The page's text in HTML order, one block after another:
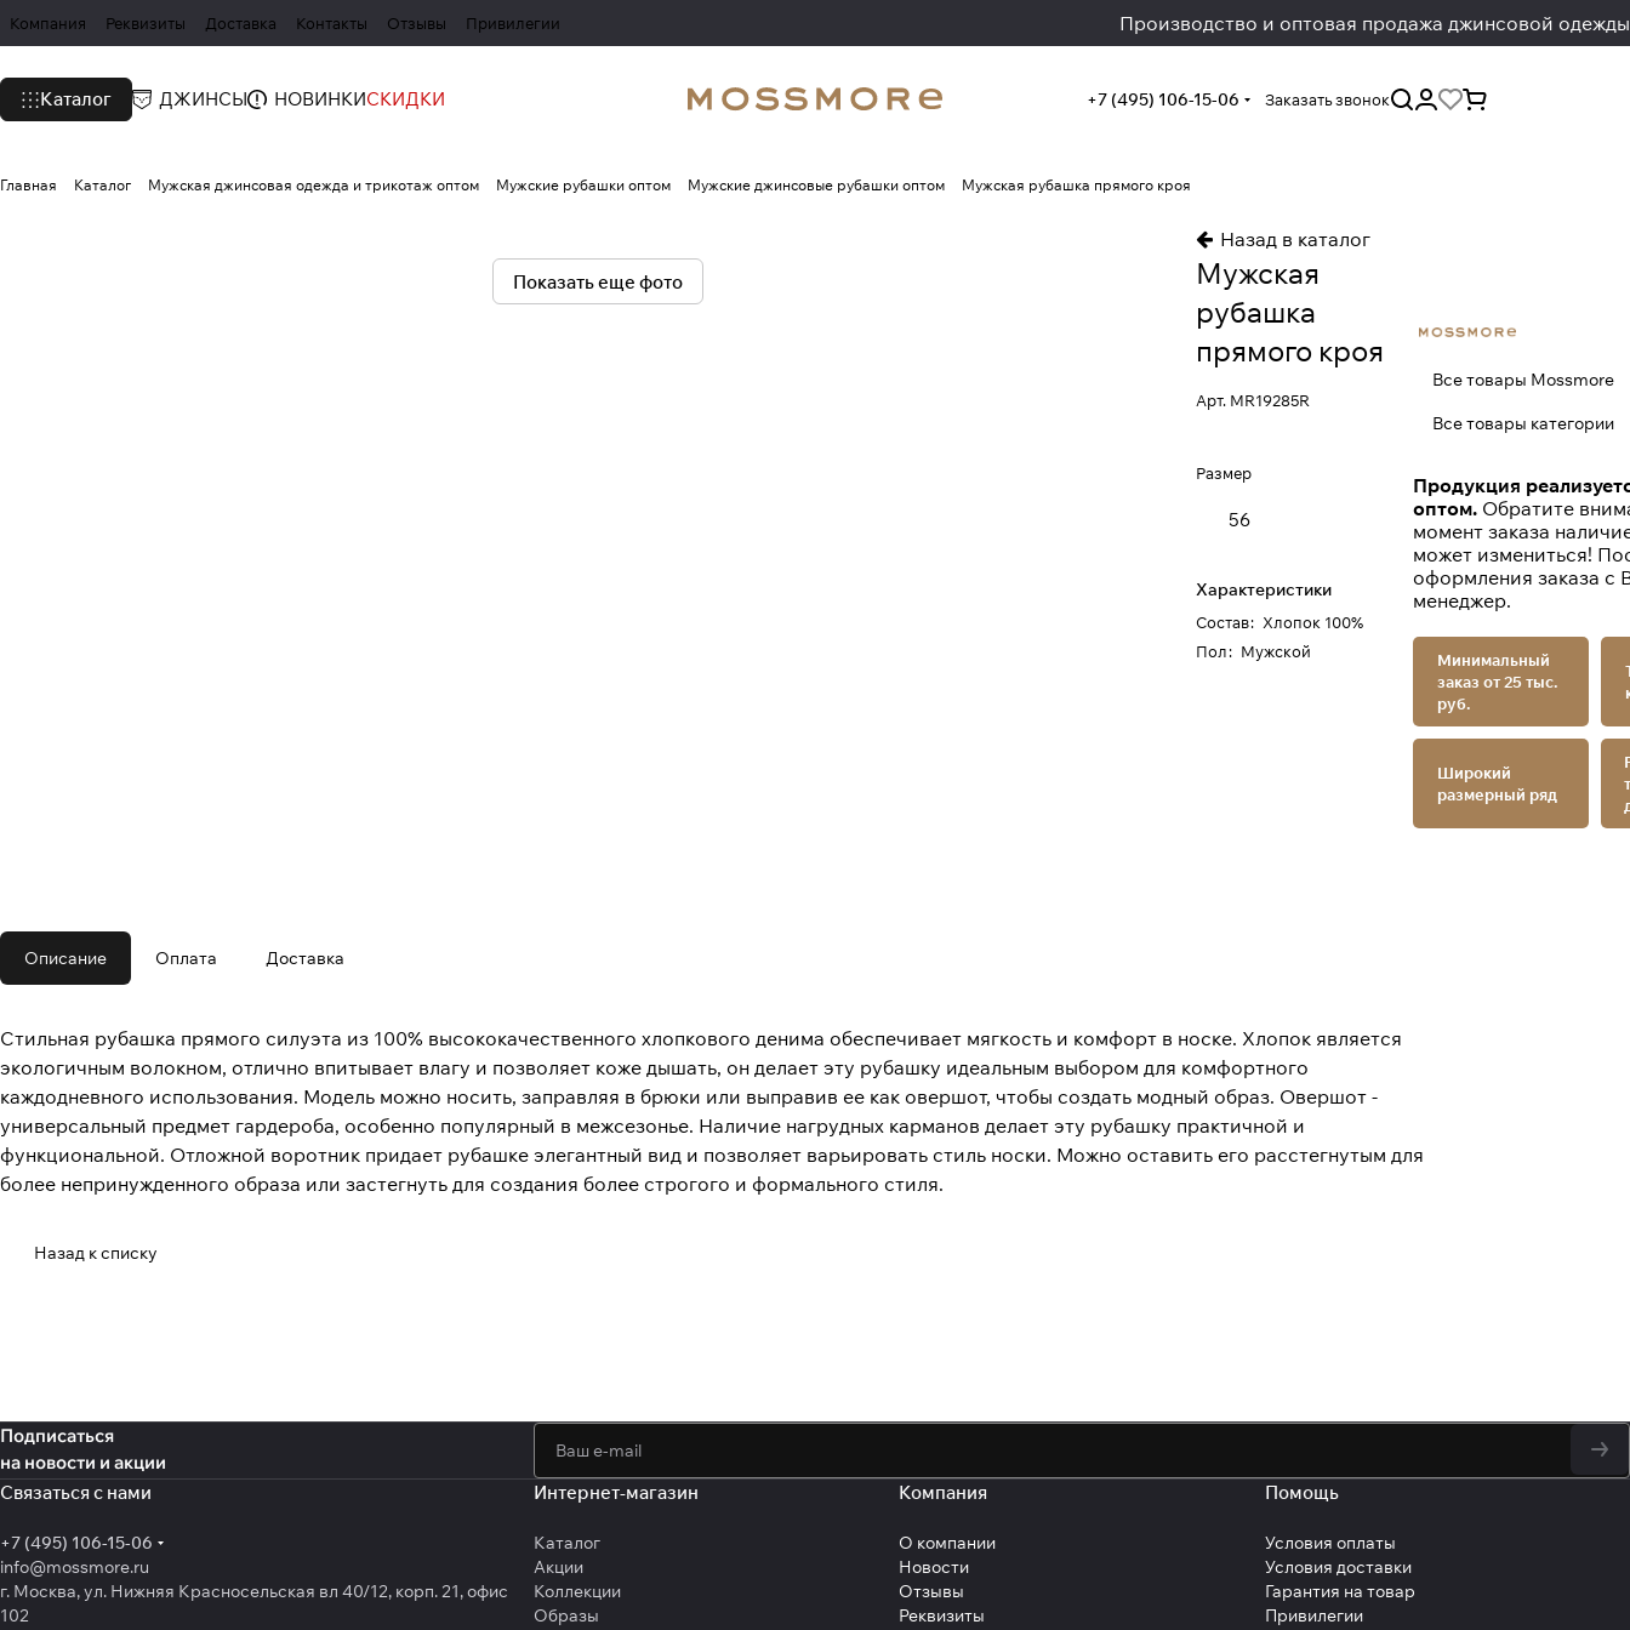
Компания Реквизиты Доставка Контакты Отзывы Привилегии Производство и оптовая продажа джинсовой одежды
Каталог ДЖИНСЫ НОВИНКИСКИДКИ +7 (495) 106-15-06 Заказать звонок
Главная Каталог Мужская джинсовая одежда и трикотаж оптом Мужские рубашки оптом Мужские джинсовые рубашки оптом Мужская рубашка прямого кроя
Показать еще фото
Назад в каталог
Мужская
рубашка
прямого кроя
Арт. MR19285R
Размер
56
Характеристики
Состав: Хлопок 100%
Пол: Мужской
Все товары Mossmore
Все товары категории
Продукция
оптом. Обратите
момент заказа
может измениться!
оформления заказа с
менеджер.
Минимальный
заказ от 25 тыс.
руб.
Широкий
размерный ряд
Описание Оплата Доставка
Стильная рубашка прямого силуэта из 100% высококачественного хлопкового денима обеспечивает мягкость и комфорт в носке. Хлопок является
экологичным волокном, отлично впитывает влагу и позволяет коже дышать, он делает эту рубашку идеальным выбором для комфортного
каждодневного использования. Модель можно носить, заправляя в брюки или выправив ее как овершот, чтобы создать модный образ. Овершот -
универсальный предмет гардероба, особенно популярный в межсезонье. Наличие нагрудных карманов делает эту рубашку практичной и
функциональной. Отложной воротник придает рубашке элегантный вид и позволяет варьировать стиль носки. Можно оставить его расстегнутым для
более непринужденного образа или застегнуть для создания более строгого и формального стиля.
Назад к списку
Подписаться
на новости и акции
Связаться с нами
+7 (495) 106-15-06
info@mossmore.ru
г. Москва, ул. Нижняя Красносельская вл 40/12, корп. 21, офис
102
Интернет-магазин
Каталог
Акции
Коллекции
Образы
Компания
О компании
Новости
Отзывы
Реквизиты
Помощь
Условия оплаты
Условия доставки
Гарантия на товар
Привилегии